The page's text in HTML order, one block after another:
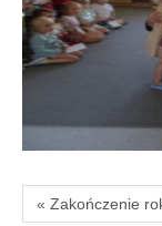
« Zakończenie